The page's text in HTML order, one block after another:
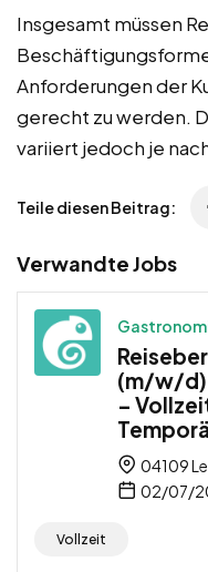
Insgesamt müssen
Anforderungen der
gerecht zu werden.
variiert jedoch je
Teile diesen Beitrag:
Verwandte Jobs
(m/w/d)
–
04109
02/07/
Vollzeit